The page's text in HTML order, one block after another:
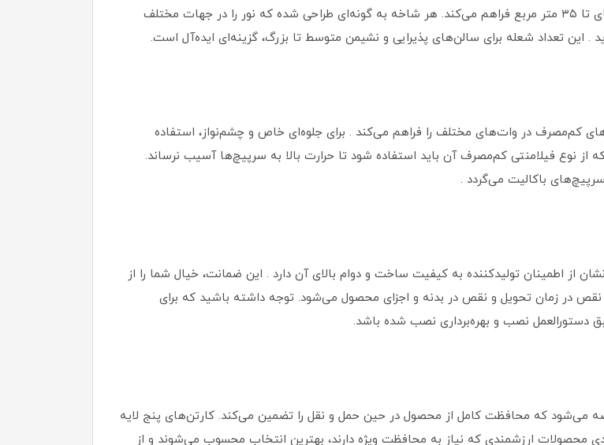
وجود ۹ شعله در این لوستر، روشنایی کامل و یکنواختی را برای فضاهای تا ۳۵ متر مربع فراهم می‌کند. هر شاخه به گونه‌ای طراحی شده که نور را در جهات مختلف
این تعداد شعله برای سالن‌های پذیرایی و نشیمن متوسط تا بزرگ، گزینه‌ای ایده‌آل است.
کم‌مصرف در وات‌های مختلف را فراهم می‌کند . برای جلوه‌ای خاص و چشم‌نواز، استفاده
نوع فیلامنتی کم‌مصرف آن باید استفاده شود تا حرارت بالا به سرپیچ‌ها آسیب نرساند.
باکالیت می‌گردد .
از اطمینان تولیدکننده به کیفیت ساخت و دوام بالای آن دارد . این ضمانت، خیال شما را از
در زمان تحویل و نقص در بدنه و اجزای محصول می‌شود. توجه داشته باشید که برای
دستورالعمل نصب و بهره‌برداری نصب شده باشد.
می‌شود که محافظت کامل از محصول در حین حمل و نقل را تضمین می‌کند. کارتن‌های پنج لایه
زیاد (تا ۴۵ کیلوگرم)، برای بسته‌بندی محصولات ارزشمندی که نیاز به محافظت ویژه دارند، بهترین انتخاب محسوب می‌شوند و از